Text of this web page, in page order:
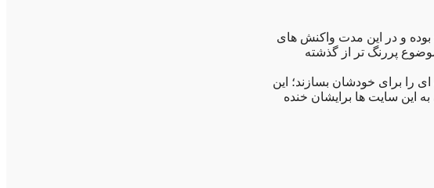
و در این مدت واکنش های
پررنگ تر از گذشته
ای را برای خودشان بسازند؛ این
این سایت ها برایشان خنده